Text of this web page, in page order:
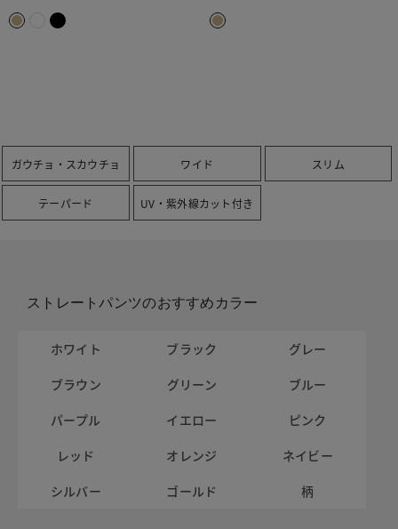
ガウチョ・スカウチョ ワイド スリム
テーパード UV・紫外線カット付き
ストレートパンツのおすすめカラー
ホワイト ブラック
グレー
ブラウン
グリーン
ブルー
パープル
イエロー
ピンク
レッド
オレンジ
ネイビー
シルバー
ゴールド 柄